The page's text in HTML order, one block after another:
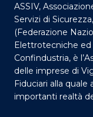
ASSIV,
Servizi di
(Federazione
Elettrotecniche
Confindustria, è
delle imprese di
Fiduciari alla quale
importanti realtà